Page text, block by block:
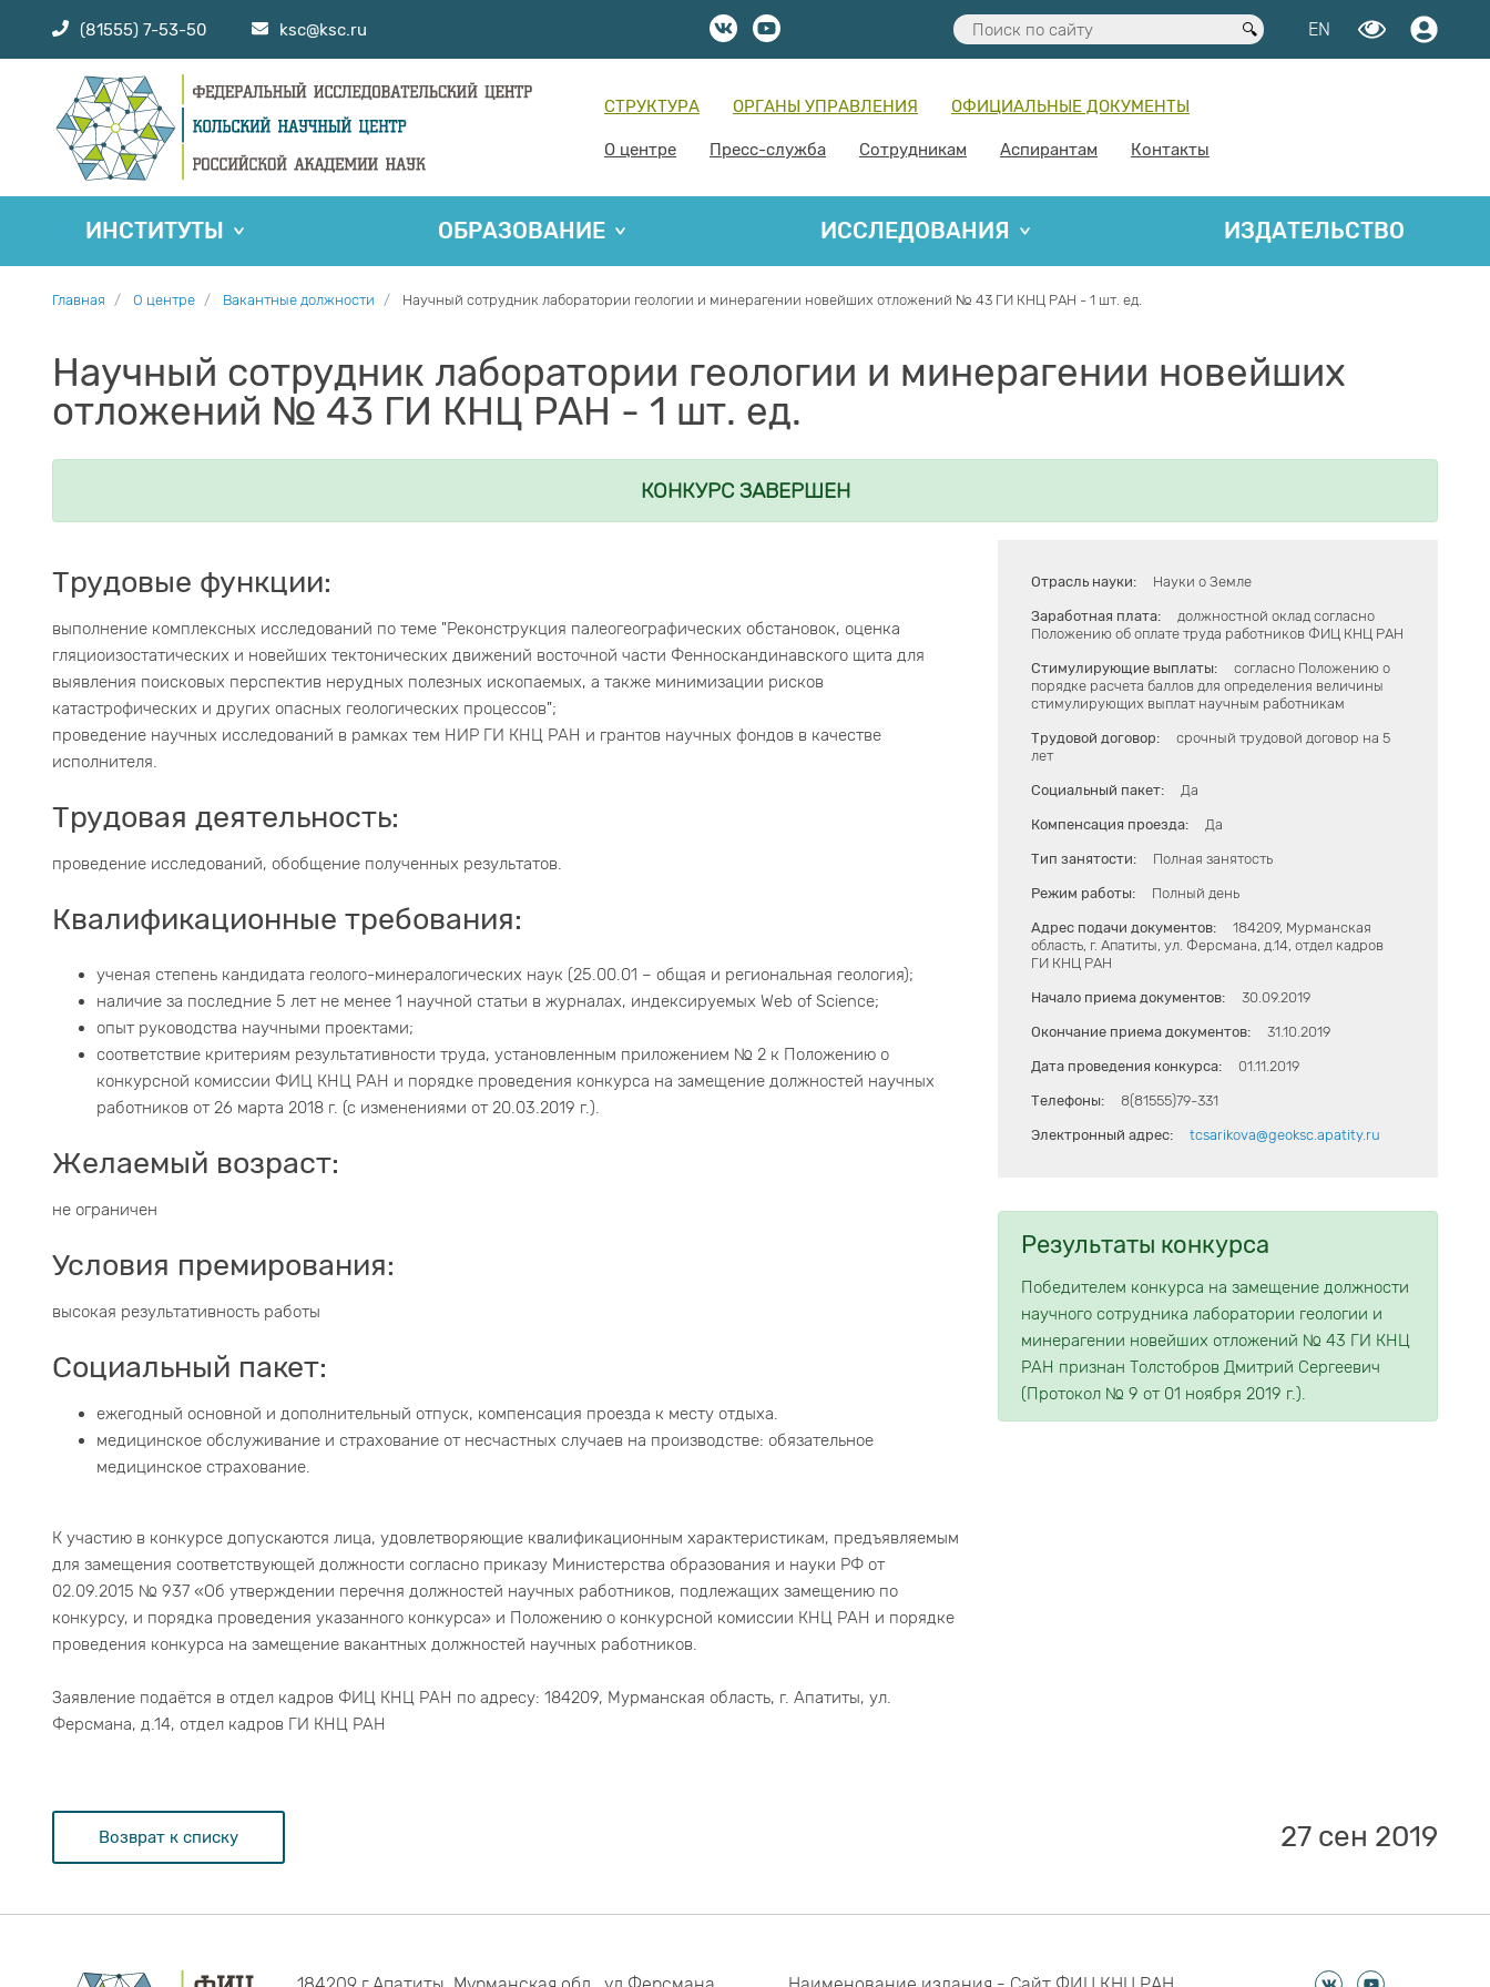
(81555) 7-53-50 ksc@ksc.ru EN
СТРУКТУРА ОРГАНЫ УПРАВЛЕНИЯ ОФИЦИАЛЬНЫЕ ДОКУМЕНТЫ
О центре Пресс-служба Сотрудникам Аспирантам Контакты
ИНСТИТУТЫ ОБРАЗОВАНИЕ ИССЛЕДОВАНИЯ ИЗДАТЕЛЬСТВО
Главная О центре Вакантные должности Научный сотрудник лаборатории геологии и минерагении новейших отложений № 43 ГИ КНЦ РАН - 1 шт. ед.
Научный сотрудник лаборатории геологии и минерагении новейших
отложений № 43 ГИ КНЦ РАН - 1 шт. ед.
КОНКУРС ЗАВЕРШЕН
Трудовые функции:
выполнение комплексных исследований по теме "Реконструкция палеогеографических обстановок, оценка
гляциоизостатических и новейших тектонических движений восточной части Фенноскандинавского щита для
выявления поисковых перспектив нерудных полезных ископаемых, а также минимизации рисков
катастрофических и других опасных геологических процессов";
проведение научных исследований в рамках тем НИР ГИ КНЦ РАН и грантов научных фондов в качестве
исполнителя.
Трудовая деятельность:
проведение исследований, обобщение полученных результатов.
Квалификационные требования:
ученая степень кандидата геолого-минералогических наук (25.00.01 – общая и региональная геология);
наличие за последние 5 лет не менее 1 научной статьи в журналах, индексируемых Web of Science;
опыт руководства научными проектами;
соответствие критериям результативности труда, установленным приложением № 2 к Положению о
конкурсной комиссии ФИЦ КНЦ РАН и порядке проведения конкурса на замещение должностей научных
работников от 26 марта 2018 г. (с изменениями от 20.03.2019 г.).
Желаемый возраст:
не ограничен
Условия премирования:
высокая результативность работы
Социальный пакет:
ежегодный основной и дополнительный отпуск, компенсация проезда к месту отдыха.
медицинское обслуживание и страхование от несчастных случаев на производстве: обязательное
медицинское страхование.
К участию в конкурсе допускаются лица, удовлетворяющие квалификационным характеристикам, предъявляемым
для замещения соответствующей должности согласно приказу Министерства образования и науки РФ от
02.09.2015 № 937 «Об утверждении перечня должностей научных работников, подлежащих замещению по
конкурсу, и порядка проведения указанного конкурса» и Положению о конкурсной комиссии КНЦ РАН и порядке
проведения конкурса на замещение вакантных должностей научных работников.
Заявление подаётся в отдел кадров ФИЦ КНЦ РАН по адресу: 184209, Мурманская область, г. Апатиты, ул.
Ферсмана, д.14, отдел кадров ГИ КНЦ РАН
Отрасль науки: Науки о Земле
Заработная плата:
должностной оклад согласно
Положению об оплате труда работников ФИЦ КНЦ РАН
Стимулирующие выплаты:
согласно Положению о
порядке расчета баллов для определения величины
стимулирующих выплат научным работникам
Трудовой договор:
срочный трудовой договор на 5
лет
Социальный пакет: Да
Компенсация проезда: Да
Тип занятости: Полная занятость
Режим работы: Полный день
Адрес подачи документов:
184209, Мурманская
область, г. Апатиты, ул. Ферсмана, д.14, отдел кадров
ГИ КНЦ РАН
Начало приема документов: 30.09.2019
Окончание приема документов: 31.10.2019
Дата проведения конкурса: 01.11.2019
Телефоны: 8(81555)79-331
Электронный адрес: tcsarikova@geoksc.apatity.ru
Результаты конкурса
Победителем конкурса на замещение должности
научного сотрудника лаборатории геологии и
минерагении новейших отложений № 43 ГИ КНЦ
РАН признан Толстобров Дмитрий Сергеевич
(Протокол № 9 от 01 ноября 2019 г.).
Возврат к списку 27 сен 2019